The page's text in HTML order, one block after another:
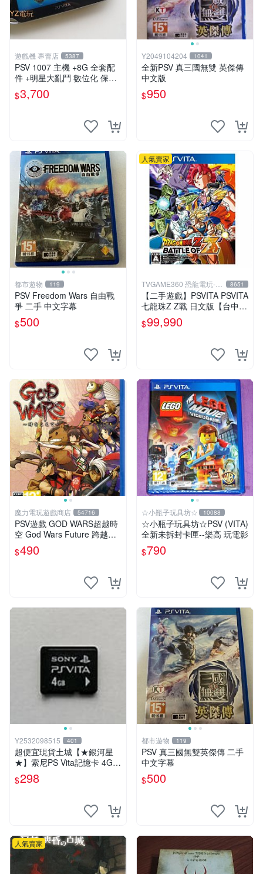
遊戲機 專賣店 5387
PSV 1007 主機 +8G 全套配
件 +明星大亂鬥 數位化 保修
一年 品質有保障
$3,700
Y2049104204 1041
全新PSV 真三國無雙 英傑傳
中文版
$950
都市遊物 119
PSV Freedom Wars 自由戰
爭 二手 中文字幕
$500
人氣賣家
TVGAME360 恐龍電玩-台
中店
8651
【二手遊戲】PSVITA PSVITA
七龍珠Z Z戰 日文版【台中恐
龍電玩】
$99,990
魔力電玩遊戲商店 54716
PSV遊戲 GOD WARS超越時
空 God Wars Future 跨越時
空 日文日版【板橋魔力】
$490
☆小瓶子玩具坊☆ 10088
☆小瓶子玩具坊☆PSV (VITA)
全新未拆封卡匣--樂高 玩電影
$790
Y2532098515 401
超便宜現貨土城【★銀河星
★】索尼PS Vita記憶卡 4G，
適用於索尼SONY官方 Vita10
00型2000型都可以用
$298
都市遊物 119
PSV 真三國無雙英傑傳 二手
中文字幕
$500
人氣賣家